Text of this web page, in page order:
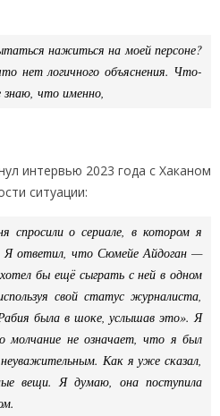
нажиться на моей персоне?
нет логичного объяснения. Что-
знаю, что именно,
интервью 2023 года с Хаканом
ситуации:
спросили о сериале, в котором я
Я ответил, что Сюмейе Айдоган —
бы ещё сыграть с ней в одном
свой статус журналиста,
была в шоке, услышав это». Я
молчание не означает, что я был
Как я уже сказал,
вещи. Я думаю, она поступила